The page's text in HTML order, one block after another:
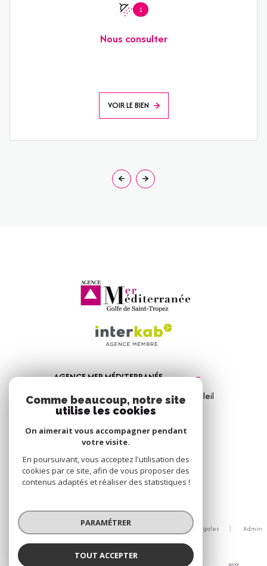
1
Nous consulter
VOIR LE BIEN
AGENCE MER MÉDITERRANÉE
1, Avenue de la Mer - Les Vitrines du Soleil
83310Port Grimaud
04 94 56 09 12
info@amm-immobilier.com
© 2026 | Tous droits réservés
Nos partenaires Mentions légales
Admin
Comme beaucoup, notre site
utilise les cookies
On aimerait vous accompagner pendant
votre visite.
En poursuivant, vous acceptez l'utilisation des
cookies par ce site, afin de vous proposer des
contenus adaptés et réaliser des statistiques !
PARAMÉTRER
TOUT ACCEPTER